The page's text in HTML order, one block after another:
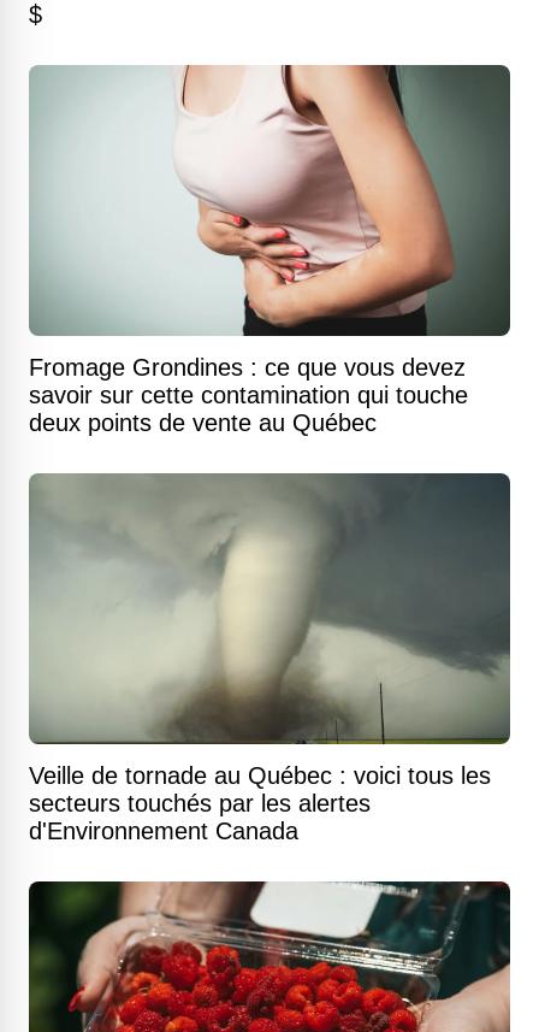
$
Fromage Grondines : ce que vous devez
savoir sur cette contamination qui touche
deux points de vente au Québec
Veille de tornade au Québec : voici tous les
secteurs touchés par les alertes
d'Environnement Canada